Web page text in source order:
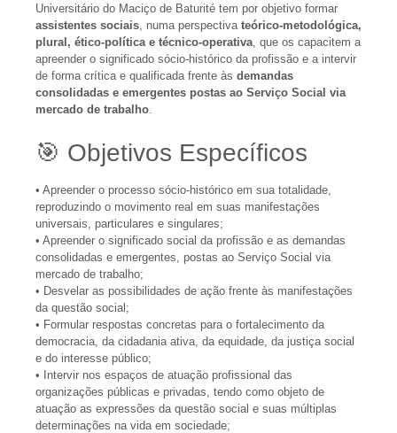
Universitário do Maciço de Baturité tem por objetivo formar
assistentes sociais , numa perspectiva teórico-metodológica,
plural, ético-política e técnico-operativa , que os capacitem a
apreender o significado sócio-histórico da profissão e a intervir
de forma crítica e qualificada frente às demandas
consolidadas e emergentes postas ao Serviço Social via
mercado de trabalho
🎯 Objetivos Específicos
• Apreender o processo sócio-histórico em sua totalidade,
reproduzindo o movimento real em suas manifestações
universais, particulares e singulares;
• Apreender o significado social da profissão e as demandas
consolidadas e emergentes, postas ao Serviço Social via
mercado de trabalho;
• Desvelar as possibilidades de ação frente às manifestações
da questão social;
• Formular respostas concretas para o fortalecimento da
democracia, da cidadania ativa, da equidade, da justiça social
e do interesse público;
• Intervir nos espaços de atuação profissional das
organizações públicas e privadas, tendo como objeto de
atuação as expressões da questão social e suas múltiplas
determinações na vida em sociedade;